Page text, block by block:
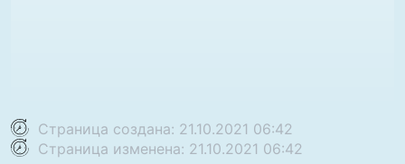
Страница создана: 21.10.2021 06:42
Страница изменена: 21.10.2021 06:42